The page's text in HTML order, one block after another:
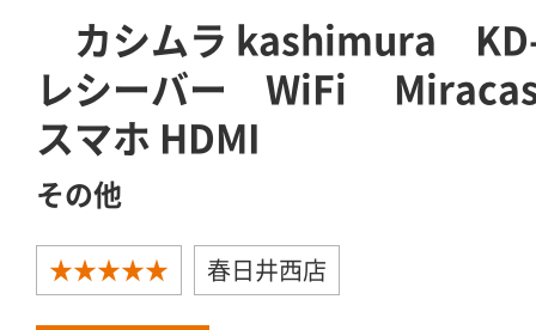
カシムラ kashimura
レシーバー WiFi
スマホ HDMI
その他
★★★★★ 春日井西店